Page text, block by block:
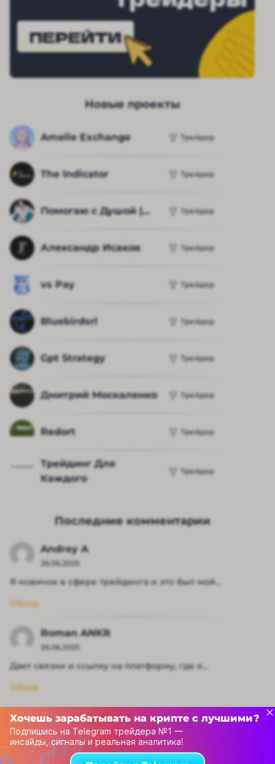
ПЕРЕЙТИ
Новые проекты
Amelie Exchange Трейдер
The Indicator Трейдер
Помогаю с Душой |... Трейдер
Александр Исаков Трейдер
vs Pay Трейдер
Bluebirdsrl Трейдер
Gpt Strategy Трейдер
Дмитрий Москаленко Трейдер
Redort Трейдер
Трейдинг Для
Каждого
Трейдер
Последние комментарии
Andrey A
26.06.2025
Я новичок в сфере трейдинга и это был мой...
Обзор
Roman ANKR
26.06.2025
Дает связки и ссылку на платформу, где я...
Обзор
Хочешь зарабатывать на крипте с лучшими?
Подпишись на Telegram трейдера №1 —
инсайды, сигналы и реальная аналитика!